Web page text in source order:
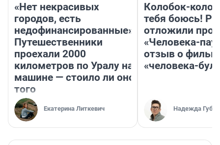
«Нет некрасивых
городов, есть
недофинансированные».
Путешественники
проехали 2000
километров по Уралу на
машине — стоило ли оно
того
Екатерина Литкевич
Колобок-
тебя боюсь!
отложили
«Человека-
отзыв о
«человека-
Надежда